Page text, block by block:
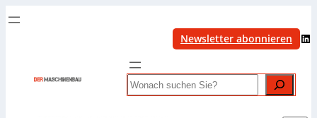
Newsletter abonnieren LinkedIn
Search